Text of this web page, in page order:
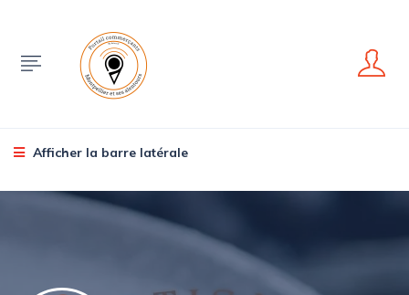
Afficher la barre latérale